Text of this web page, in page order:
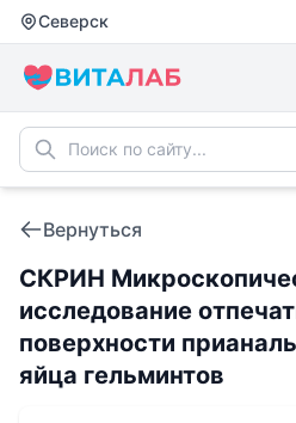
Северск
Вернуться
СКРИН
исследование
поверхности
яйца гельминтов